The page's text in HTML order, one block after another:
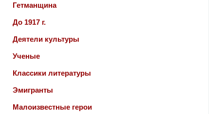
Гетманщина
До 1917 г.
Деятели культуры
Ученые
Классики литературы
Эмигранты
Малоизвестные герои